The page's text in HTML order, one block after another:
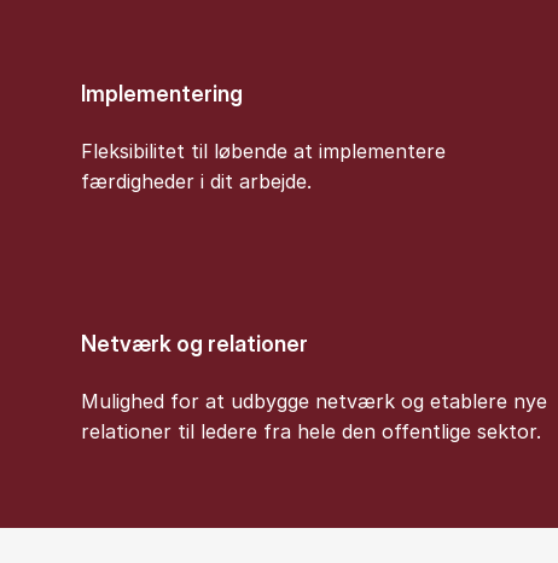
Implementering
Fleksibilitet til løbende at implementere
færdigheder i dit arbejde.
Netværk og relationer
Mulighed for at udbygge netværk og etablere nye
relationer til ledere fra hele den offentlige sektor.